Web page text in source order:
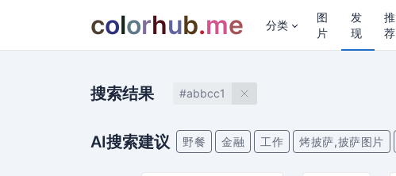
colorhub.me 分类
图
片
发
现
推
荐
搜索结果 #abbcc1
AI搜索建议 野餐 金融 工作 烤披萨,披萨图片